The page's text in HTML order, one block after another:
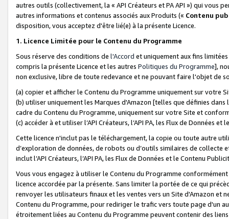
autres outils (collectivement, la « API Créateurs et PA API ») qui vous
autres informations et contenus associés aux Produits (« Contenu
disposition, vous acceptez d'être lié(e) à la présente Licence.
1. Licence Limitée pour le Contenu du Programme
Sous réserve des conditions de l'Accord et uniquement aux fins
compris la présente Licence et les autres Politiques du Programme],
non exclusive, libre de toute redevance et ne pouvant faire l'objet de
(a) copier et afficher le Contenu du Programme uniquement sur votre
(b) utiliser uniquement les Marques d'Amazon [telles que définies dans
cadre du Contenu du Programme, uniquement sur votre Site et
(c) accéder à et utiliser l’API Créateurs, l’API PA, les Flux de Données
Cette licence n'inclut pas le téléchargement, la copie ou toute autre
d’exploration de données, de robots ou d’outils similaires de
inclut l’API Créateurs, l’API PA, les Flux de Données et le Contenu
Vous vous engagez à utiliser le Contenu du Programme
licence accordée par la présente. Sans limiter la portée de ce qui
renvoyer les utilisateurs finaux et les ventes vers un Site d'Amazon et
Contenu du Programme, pour rediriger le trafic vers toute page d'un
étroitement liées au Contenu du Programme peuvent contenir des